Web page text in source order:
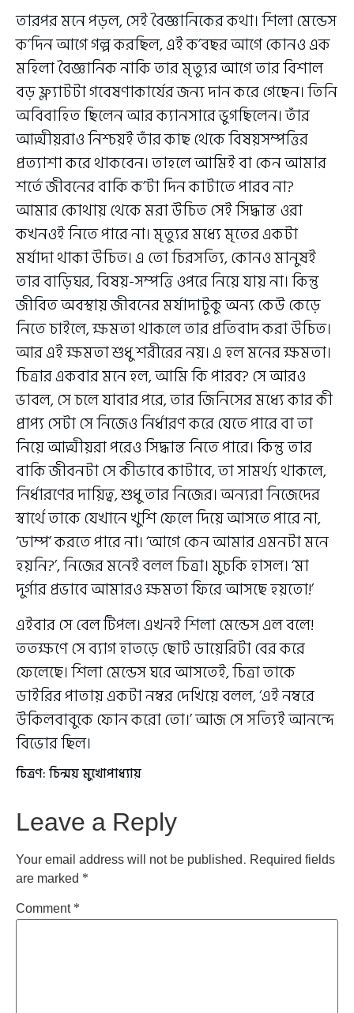
তারপর মনে পড়ল, সেই বৈজ্ঞানিকের কথা। শিলা মেন্ডেস
ক’দিন আগে গল্প করছিল, এই ক’বছর আগে কোনও এক
মহিলা বৈজ্ঞানিক নাকি তার মৃত্যুর আগে তার বিশাল
বড় ফ্ল্যাটটা গবেষণাকার্যের জন্য দান করে গেছেন। তিনি
অবিবাহিত ছিলেন আর ক্যানসারে ভুগছিলেন। তাঁর
আত্মীয়রাও নিশ্চয়ই তাঁর কাছ থেকে বিষয়সম্পত্তির
প্রত্যাশা করে থাকবেন। তাহলে আমিই বা কেন আমার
শর্তে জীবনের বাকি ক’টা দিন কাটাতে পারব না?
আমার কোথায় থেকে মরা উচিত সেই সিদ্ধান্ত ওরা
কখনওই নিতে পারে না। মৃত্যুর মধ্যে মৃতের একটা
মর্যাদা থাকা উচিত। এ তো চিরসত্যি, কোনও মানুষই
তার বাড়িঘর, বিষয়-সম্পত্তি ওপরে নিয়ে যায় না। কিন্তু
জীবিত অবস্থায় জীবনের মর্যাদাটুকু অন্য কেউ কেড়ে
নিতে চাইলে, ক্ষমতা থাকলে তার প্রতিবাদ করা উচিত।
আর এই ক্ষমতা শুধু শরীরের নয়। এ হল মনের ক্ষমতা।
চিত্রার একবার মনে হল, আমি কি পারব? সে আরও
ভাবল, সে চলে যাবার পরে, তার জিনিসের মধ্যে কার কী
প্রাপ্য সেটা সে নিজেও নির্ধারণ করে যেতে পারে বা তা
নিয়ে আত্মীয়রা পরেও সিদ্ধান্ত নিতে পারে। কিন্তু তার
বাকি জীবনটা সে কীভাবে কাটাবে, তা সামর্থ্য থাকলে,
নির্ধারণের দায়িত্ব, শুধু তার নিজের। অন্যরা নিজেদের
স্বার্থে তাকে যেখানে খুশি ফেলে দিয়ে আসতে পারে না,
‘ডাম্প’ করতে পারে না। ‘আগে কেন আমার এমনটা মনে
হয়নি?’, নিজের মনেই বলল চিত্রা। মুচকি হাসল। ‘মা
দুর্গার প্রভাবে আমারও ক্ষমতা ফিরে আসছে হয়তো!’
এইবার সে বেল টিপল। এখনই শিলা মেন্ডেস এল বলে!
ততক্ষণে সে ব্যাগ হাতড়ে ছোট ডায়েরিটা বের করে
ফেলেছে। শিলা মেন্ডেস ঘরে আসতেই, চিত্রা তাকে
ডাইরির পাতায় একটা নম্বর দেখিয়ে বলল, ‘এই নম্বরে
উকিলবাবুকে ফোন করো তো।’ আজ সে সত্যিই আনন্দে
বিভোর ছিল।
চিত্রণ: চিন্ময় মুখোপাধ্যায়
Leave a Reply
Your email address will not be published. Required fields
are marked *
Comment*